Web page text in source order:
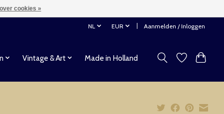
NL EUR Aanmelden / Inloggen
Vintage & Art Made in Holland
cookies »